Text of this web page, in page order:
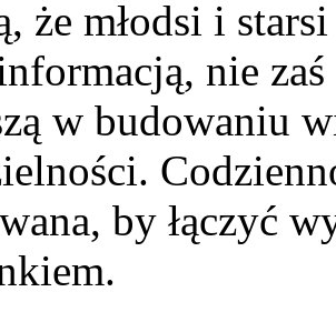
że młodsi i
nie
w budowaniu
by łączyć